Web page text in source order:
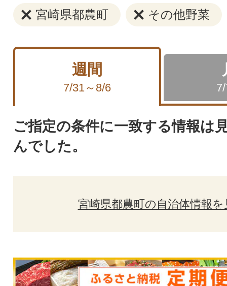
宮崎県都農町 その他野菜
週間
7/31～8/6
ご指定の条件に一致する情報は
んでした。
宮崎県都農町の自治体情報を